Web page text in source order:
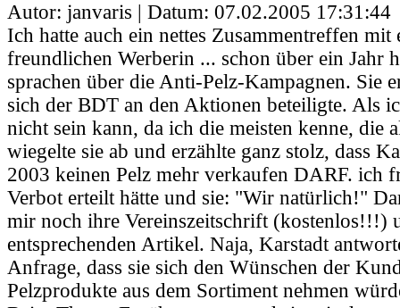
Autor: janvaris | Datum: 07.02.2005 17:31:44
Ich hatte auch ein nettes Zusammentreffen mit
freundlichen Werberin ... schon über ein Jahr
sprachen über die Anti-Pelz-Kampagnen. Sie
sich der BDT an den Aktionen beteiligte. Als
nicht sein kann, da ich die meisten kenne, die
wiegelte sie ab und erzählte ganz stolz, dass
2003 keinen Pelz mehr verkaufen DARF. ich
Verbot erteilt hätte und sie: "Wir natürlich!"
mir noch ihre Vereinszeitschrift (kostenlos!!!)
entsprechenden Artikel. Naja, Karstadt
Anfrage, dass sie sich den Wünschen der
Pelzprodukte aus dem Sortiment nehmen